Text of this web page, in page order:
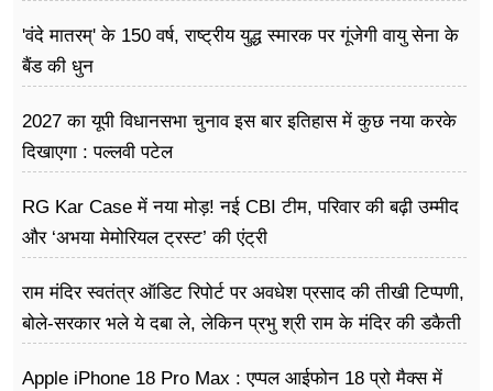
'वंदे मातरम्' के 150 वर्ष, राष्ट्रीय युद्ध स्मारक पर गूंजेगी वायु सेना के
बैंड की धुन
2027 का यूपी विधानसभा चुनाव इस बार इतिहास में कुछ नया करके
दिखाएगा : पल्लवी पटेल
RG Kar Case में नया मोड़! नई CBI टीम, परिवार की बढ़ी उम्मीद
और ‘अभया मेमोरियल ट्रस्ट’ की एंट्री
राम मंदिर स्वतंत्र ऑडिट रिपोर्ट पर अवधेश प्रसाद की तीखी टिप्पणी,
बोले-सरकार भले ये दबा ले, लेकिन प्रभु श्री राम के मंदिर की डकैती
Apple iPhone 18 Pro Max : एप्पल आईफोन 18 प्रो मैक्स में